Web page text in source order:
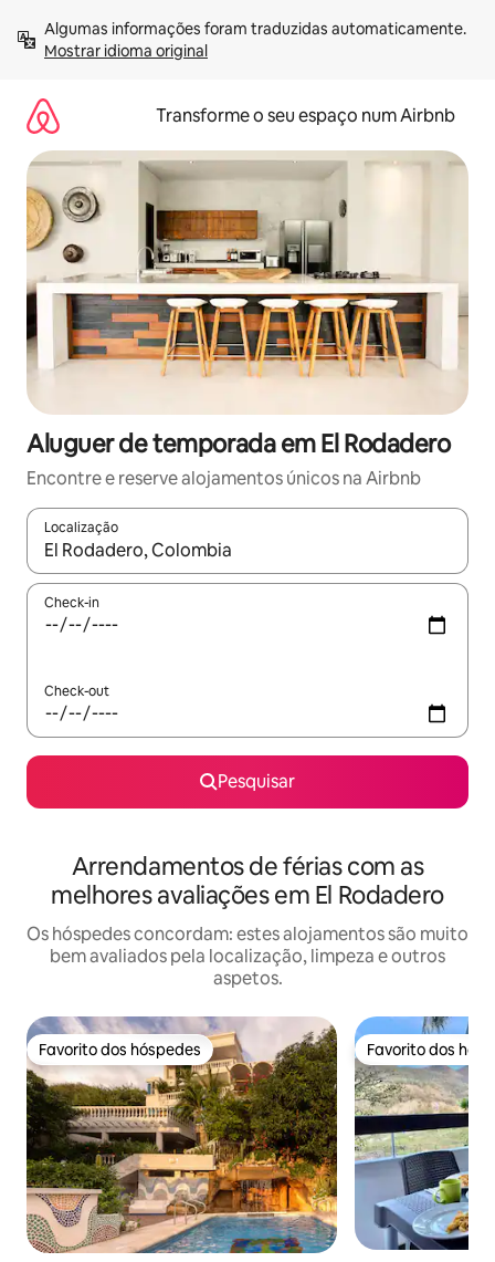
para
Mostrar idioma original
Transforme o seu espaço num Airbnb
Aluguer de temporada em El Rodadero
Encontre e reserve alojamentos únicos na Airbnb
Localização
Quando os resultados estiverem disponíveis, navegue com
Check-in
Check-out
Pesquisar
Arrendamentos de férias com as
melhores avaliações em El Rodadero
Os hóspedes concordam: estes alojamentos são muito
bem avaliados pela localização, limpeza e outros
aspetos.
Favorito dos hóspedes
Favorito dos hóspedes Favorito dos
Favorito dos